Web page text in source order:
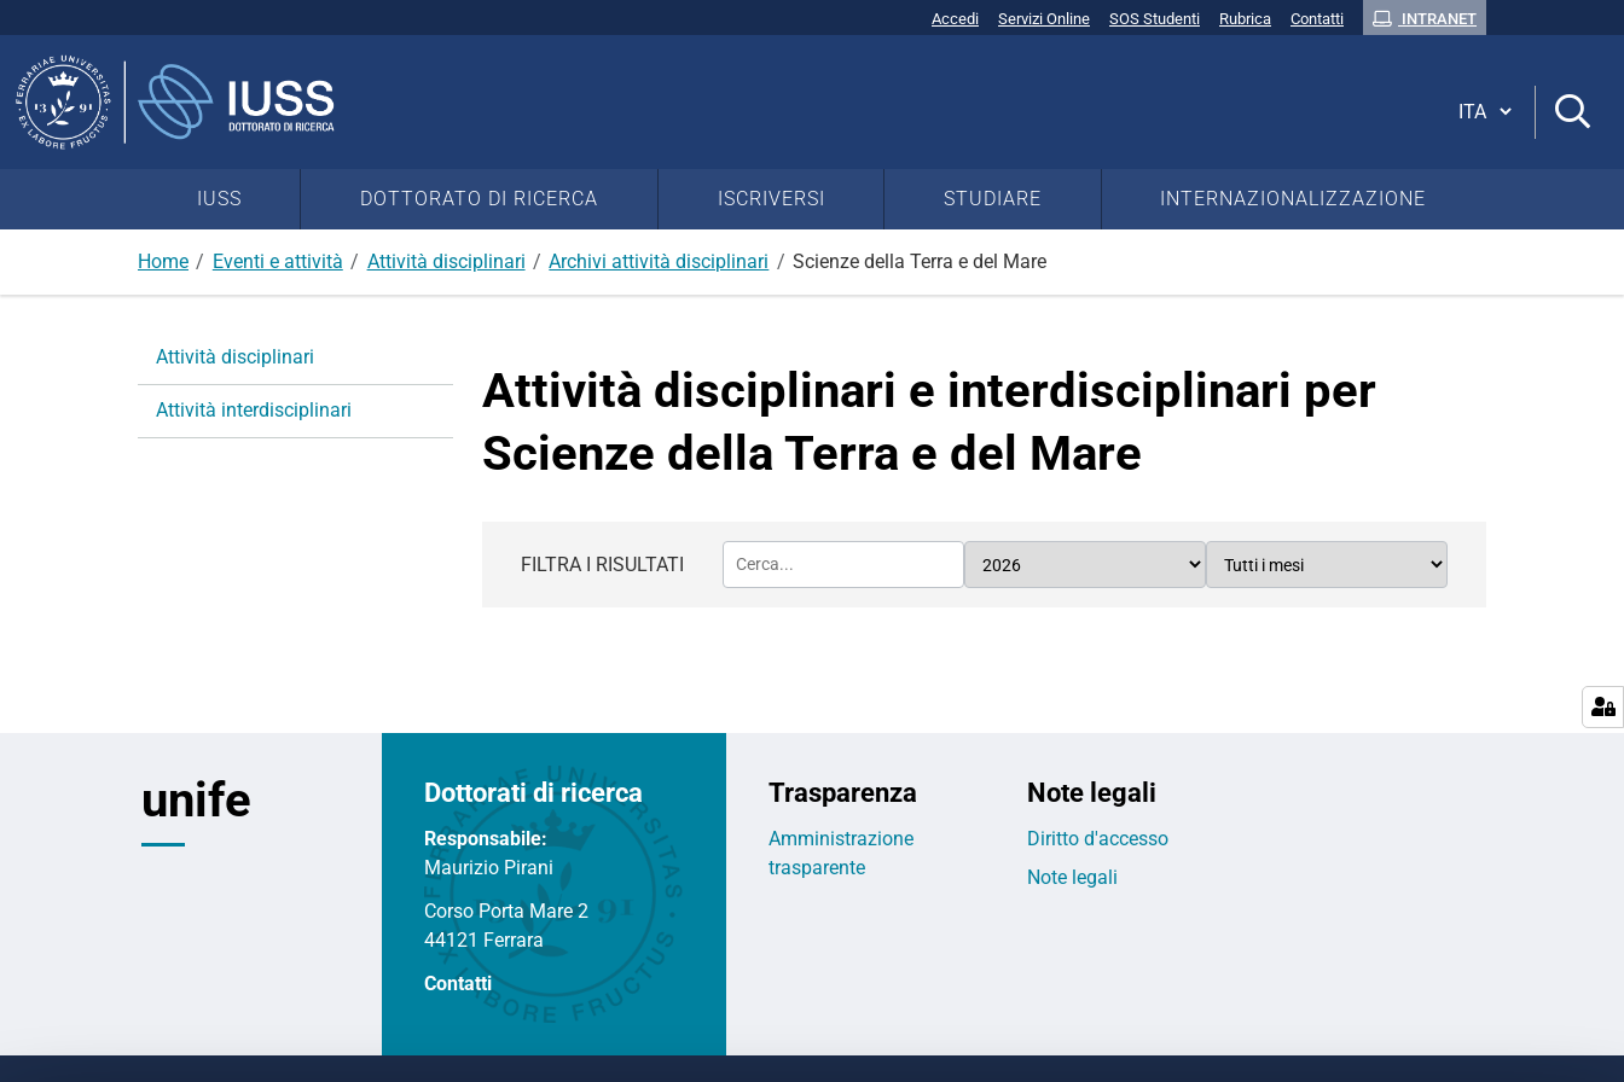
Accedi Servizi Online SOS Studenti Rubrica Contatti INTRANET
sito
Cambia lingua
IUSS DOTTORATO DI RICERCA ISCRIVERSI STUDIARE INTERNAZIONALIZZAZIONE
Home Eventi e attività Attività disciplinari Archivi attività disciplinari Scienze della Terra e del Mare
Attività disciplinari e interdisciplinari per
Scienze della Terra e del Mare
FILTRA I RISULTATI
Attività disciplinari
Attività interdisciplinari
unife Dottorati di ricerca
Responsabile:
Maurizio Pirani
Corso Porta Mare 2
44121 Ferrara
Contatti
Trasparenza
Amministrazione
trasparente
Note legali
Diritto d'accesso
Note legali